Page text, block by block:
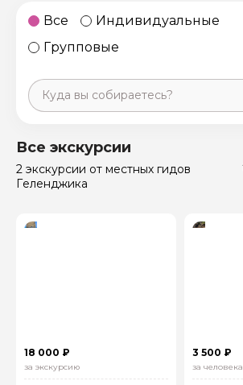
Все
Индивидуальные
Групповые
Санкт-Петербург
Россия
Все экскурсии
2 экскурсии от местных гидов
Геленджика
18 000 ₽
за экскурсию
3 500 ₽
за человека